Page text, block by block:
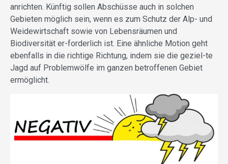
anrichten. Künftig sollen Abschüsse auch in solchen
Gebieten möglich sein, wenn es zum Schutz der Alp- und
Weidewirtschaft sowie von Lebensräumen und
Biodiversität er-forderlich ist. Eine ähnliche Motion geht
ebenfalls in die richtige Richtung, indem sie die geziel-te
Jagd auf Problemwölfe im ganzen betroffenen Gebiet
ermöglicht.